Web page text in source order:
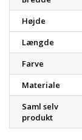
Højde
Længde
Farve
Materiale
Saml selv
produkt